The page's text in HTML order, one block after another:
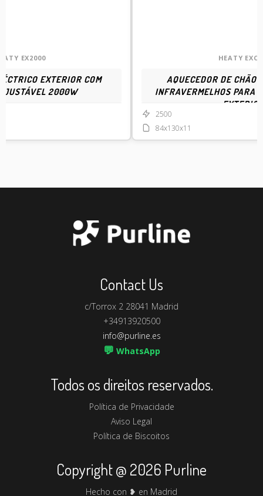
EX2000
EXTERIOR COM
2000W
HEATY EXC
AQUECEDOR DE CHÃO
INFRAVERMELHOS PARA
2500
84x130x11
Contact Us
c/Torrox 2 28041 Madrid
+34913920500
info@purline.es
💬 WhatsApp
Todos os direitos reservados.
Política de Privacidade
Aviso Legal
Política de Biscoitos
Copyright @ 2026 Purline
Hecho con ❥ en Madrid